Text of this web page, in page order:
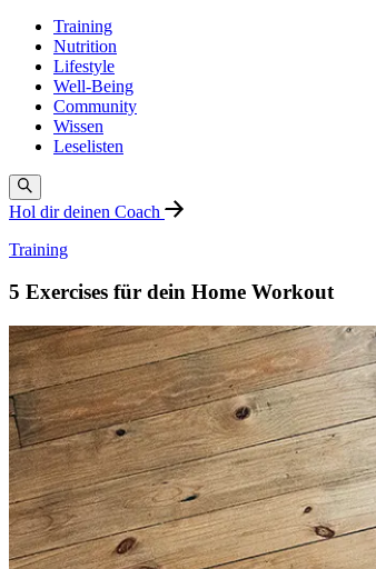
Training
Nutrition
Lifestyle
Well-Being
Community
Wissen
Leselisten
Hol dir deinen Coach
Training
5 Exercises für dein Home Workout